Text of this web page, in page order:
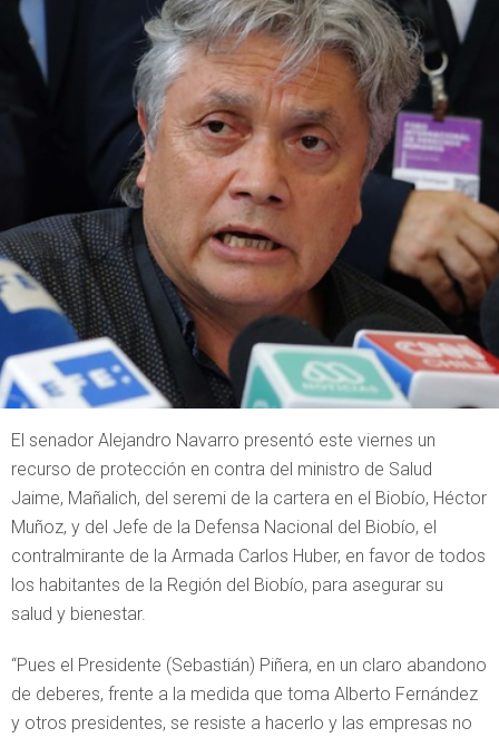
El senador Alejandro Navarro presentó este viernes un
recurso de protección en contra del ministro de Salud
Jaime, Mañalich, del seremi de la cartera en el Biobío, Héctor
Muñoz, y del Jefe de la Defensa Nacional del Biobío, el
contralmirante de la Armada Carlos Huber, en favor de todos
los habitantes de la Región del Biobío, para asegurar su
salud y bienestar.
“Pues el Presidente (Sebastián) Piñera, en un claro abandono
de deberes, frente a la medida que toma Alberto Fernández
y otros presidentes, se resiste a hacerlo y las empresas no